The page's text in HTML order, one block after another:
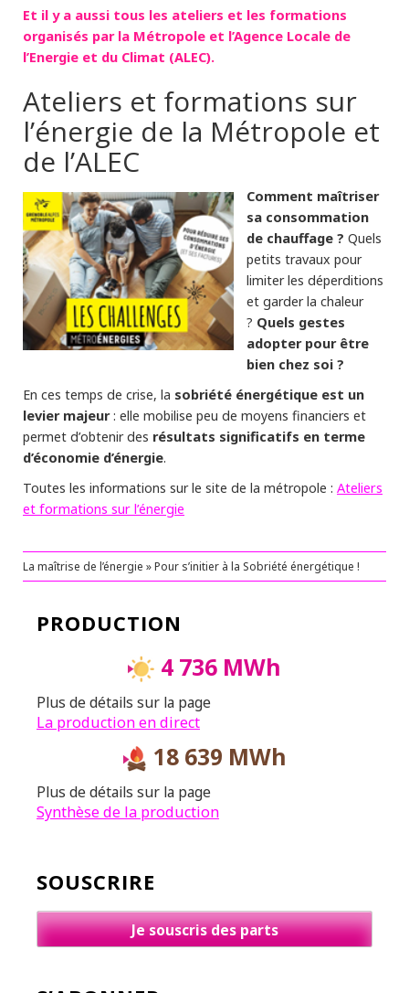
Et il y a aussi tous les ateliers et les formations
organisés par la Métropole et l’Agence Locale de
l’Energie et du Climat (ALEC).
Ateliers et formations sur
l’énergie de la Métropole et
de l’ALEC
Comment maîtriser
sa consommation
de chauffage ? Quels
petits travaux pour
limiter les déperditions
et garder la chaleur
? Quels gestes
adopter pour être
bien chez soi ?
En ces temps de crise, la sobriété énergétique est un
levier majeur: elle mobilise peu de moyens financiers et
permet d’obtenir des résultats significatifs en terme
d’économie d’énergie.
Toutes les informations sur le site de la métropole : Ateliers
et formations sur l’énergie
La maîtrise de l’énergie » Pour s’initier à la Sobriété énergétique !
PRODUCTION
4 736 MWh
Plus de détails sur la page
La production en direct
18 639 MWh
Plus de détails sur la page
Synthèse de la production
SOUSCRIRE
Je souscris des parts